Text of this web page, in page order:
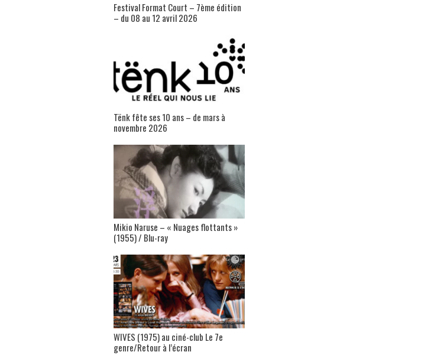
Festival Format Court – 7ème édition
– du 08 au 12 avril 2026
Tënk fête ses 10 ans – de mars à
novembre 2026
Mikio Naruse – « Nuages flottants »
(1955) / Blu-ray
WIVES (1975) au ciné-club Le 7e
genre/Retour à l’écran